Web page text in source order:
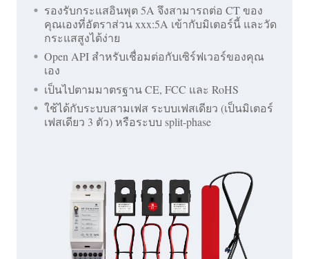
รองรับกระแสอินพุต 5A จึงสามารถต่อ CT ของ
คุณเองที่อัตราส่วน xxx:5A เข้ากับมิเตอร์นี้ และวัด
กระแสสูงได้ง่าย
Open API สำหรับเชื่อมต่อกับเซิร์ฟเวอร์ของคุณ
เอง
เป็นไปตามมาตรฐาน CE, FCC และ RoHS
ใช้ได้กับระบบสามเฟส ระบบเฟสเดียว (เป็นมิเตอร์
เฟสเดียว 3 ตัว) หรือระบบ split-phase